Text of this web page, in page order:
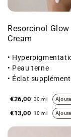
Resorcinol
Cream
•
• Peau terne
• Éclat
€26,00 30 ml
€13,00 10 ml